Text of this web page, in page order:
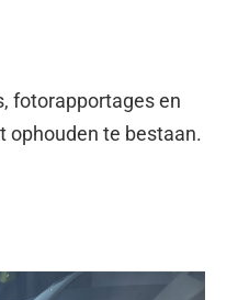
fotorapportages en
ophouden te bestaan.